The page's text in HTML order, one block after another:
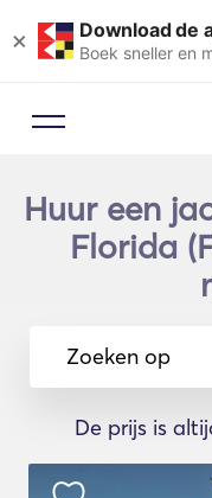
× Download de
Boek sneller en
Huur een
Florida
Zoeken op
De prijs is